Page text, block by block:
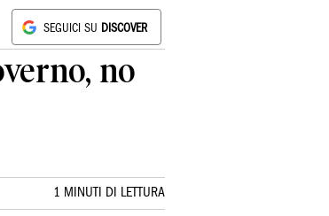
SEGUICI SU DISCOVER
no
1 MINUTI DI LETTURA